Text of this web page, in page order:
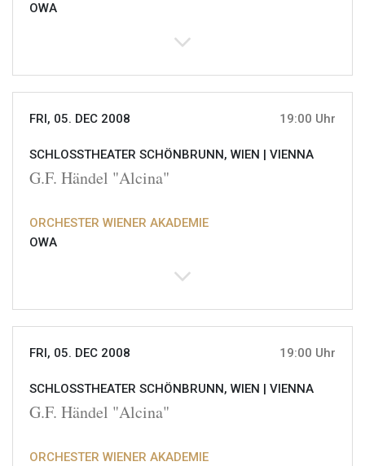
OWA
FRI, 05. DEC 2008 19:00 Uhr
SCHLOSSTHEATER SCHÖNBRUNN, WIEN | VIENNA
G.F. Händel "Alcina"
ORCHESTER WIENER AKADEMIE
OWA
FRI, 05. DEC 2008 19:00 Uhr
SCHLOSSTHEATER SCHÖNBRUNN, WIEN | VIENNA
G.F. Händel "Alcina"
ORCHESTER WIENER AKADEMIE